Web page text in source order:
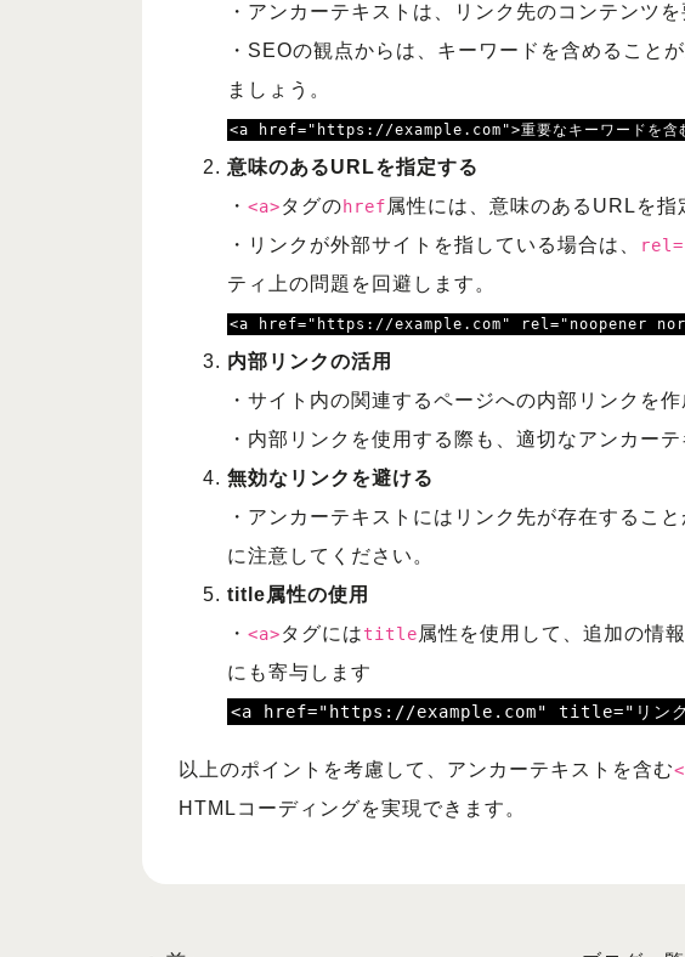
・アンカーテキストは、リンク先のコンテンツ
・SEOの観点からは、キーワードを含めること
ましょう。
<a href="https://example.com">重要なキーワードを含
意味のあるURLを指定する
・ <a>タグのhref属性には、意味のあるURLを指
・リンクが外部サイトを指している場合は、
ティ上の問題を回避します。
<a href="https://example.com" rel="noopener
内部リンクの活用
・サイト内の関連するページへの内部リンクを
・内部リンクを使用する際も、適切なアンカー
無効なリンクを避ける
・アンカーテキストにはリンク先が存在するこ
に注意してください。
title属性の使用
・ <a>タグにはtitle属性を使用して、追加の情
にも寄与します
<a href="https://example.com" title="リンクの
以上のポイントを考慮して、アンカーテキストを含む
HTMLコーディングを実現できます。